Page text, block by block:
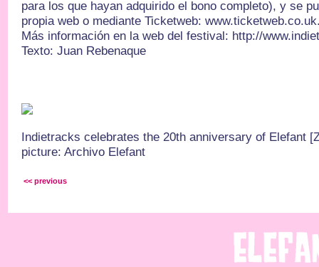
para los que hayan adquirido el bono completo), y se
propia web o mediante Ticketweb:
Más información en la web del festival: http://
Texto: Juan Rebenaque
Indietracks celebrates the 20th anniversary of Elefant
picture: Archivo Elefant
<< previous